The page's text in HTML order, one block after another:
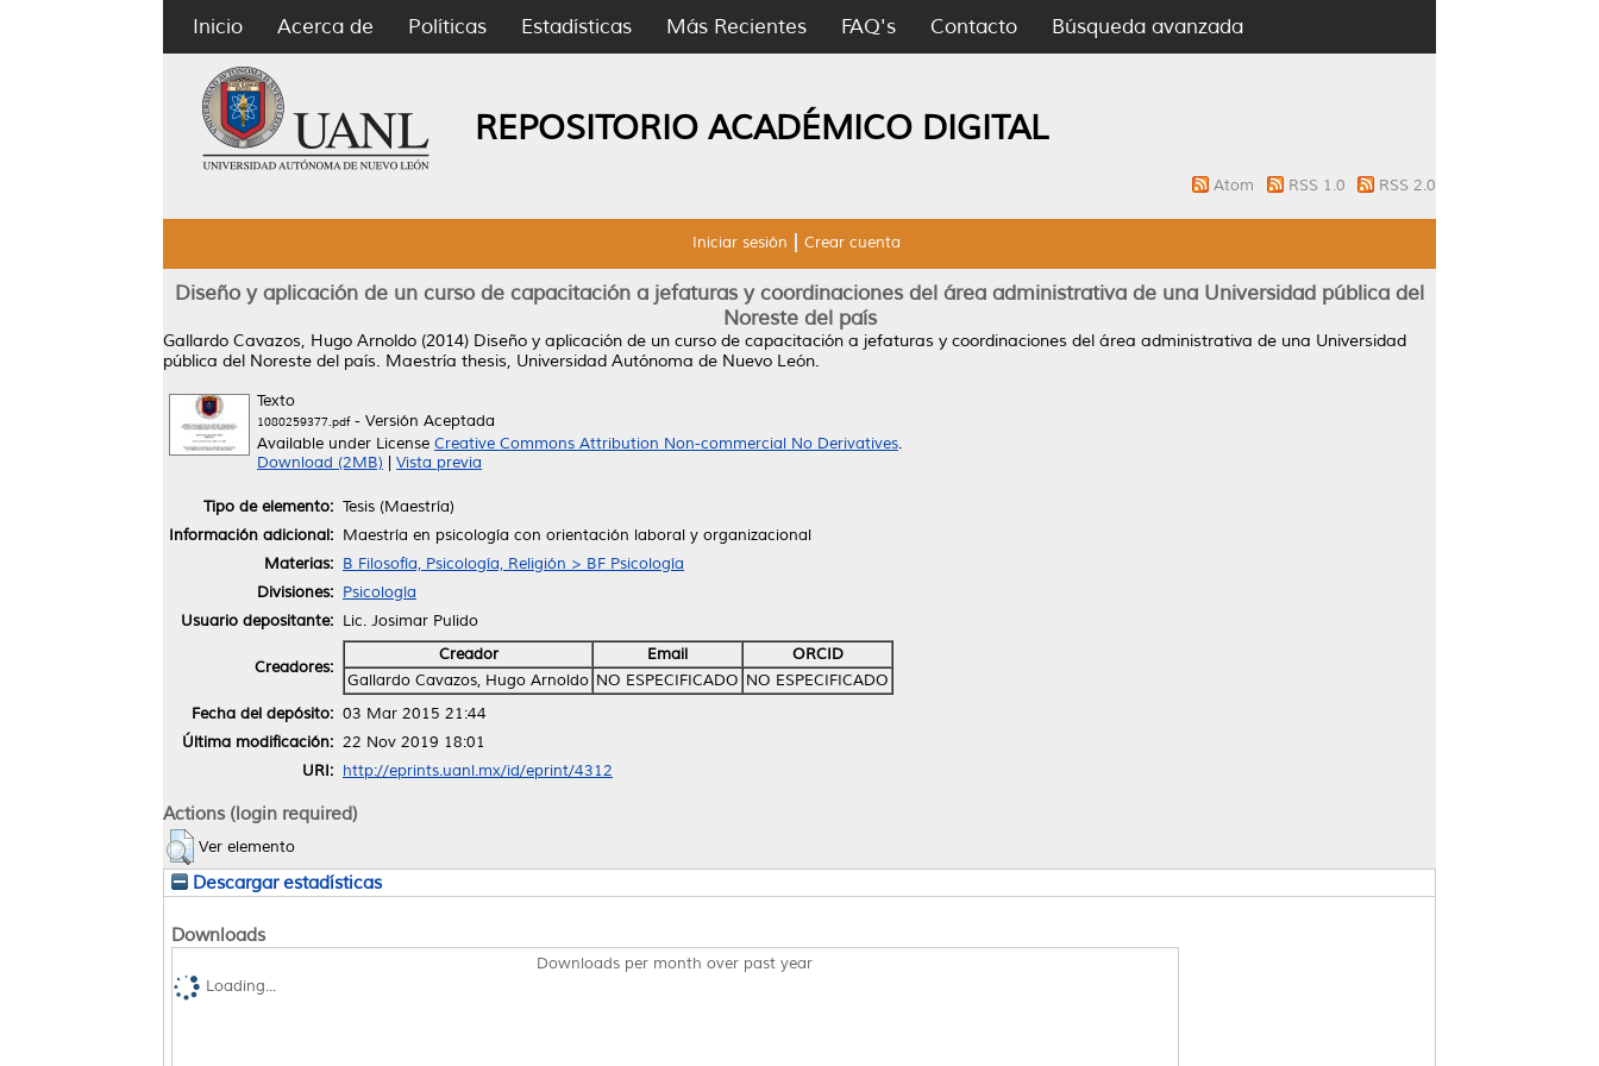
Inicio Acerca de Políticas Estadísticas Más Recientes FAQ's Contacto Búsqueda avanzada
REPOSITORIO ACADÉMICO DIGITAL
Atom RSS 1.0 RSS 2.0
Iniciar sesión Crear cuenta
Diseño y aplicación de un curso de capacitación a jefaturas y coordinaciones del área administrativa de una Universidad pública del
Noreste del país
Gallardo Cavazos, Hugo Arnoldo (2014) Diseño y aplicación de un curso de capacitación a jefaturas y coordinaciones del área administrativa de una Universidad
pública del Noreste del país. Maestría thesis, Universidad Autónoma de Nuevo León.
Texto
1080259377.pdf- Versión Aceptada
Available under License Creative Commons Attribution Non-commercial No Derivatives.
Download (2MB)
Vista previa
Tipo de elemento: Tesis (Maestría)
Información adicional: Maestría en psicología con orientación laboral y organizacional
Materias: B Filosofía, Psicología, Religión > BF Psicología
Divisiones: Psicología
Usuario depositante: Lic. Josimar Pulido
Creadores:
Creador Email
ORCID
Gallardo Cavazos, Hugo Arnoldo NO ESPECIFICADO NO ESPECIFICADO
Fecha del depósito: 03 Mar 2015 21:44
Última modificación: 22 Nov 2019 18:01
URI: http://eprints.uanl.mx/id/eprint/4312
Actions (login required)
Ver elemento
Descargar estadísticas
Downloads
Downloads per month over past year
Loading...